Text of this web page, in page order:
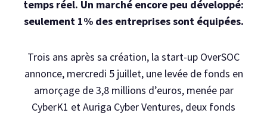
temps réel. Un marché encore peu développé:
seulement 1% des entreprises sont équipées.
Trois ans après sa création, la start-up OverSOC
annonce, mercredi 5 juillet, une levée de fonds en
amorçage de 3,8 millions d’euros, menée par
CyberK1 et Auriga Cyber Ventures, deux fonds